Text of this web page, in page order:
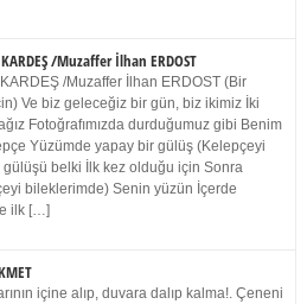
/Muzaffer İlhan ERDOST
KARDEŞ /Muzaffer İlhan ERDOST (Bir
Ve biz geleceğiz bir gün, biz ikimiz İki
Fotoğrafımızda durduğumuz gibi Benim
Yüzümde yapay bir gülüş (Kelepçeyi
gülüşü belki İlk kez olduğu için Sonra
bileklerimde) Senin yüzün İçerde
ilk […]
içine alıp, duvara dalıp kalma!. Çeneni